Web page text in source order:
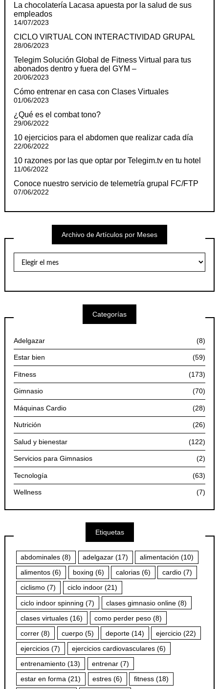
La chocolatería Lacasa apuesta por la salud de sus
empleados
14/07/2023
CICLO VIRTUAL CON INTERACTIVIDAD GRUPAL
28/06/2023
Telegim Solución Global de Fitness Virtual para tus
abonados dentro y fuera del GYM –
20/06/2023
Cómo entrenar en casa con Clases Virtuales
01/06/2023
¿Qué es el combat tono?
29/06/2022
10 ejercicios para el abdomen que realizar cada día
22/06/2022
10 razones por las que optar por Telegim.tv en tu hotel
11/06/2022
Conoce nuestro servicio de telemetría grupal FC/FTP
07/06/2022
Archivo de Artículos por Meses
Artículos
Categorías
Adelgazar (8)
Estar bien (59)
Fitness (173)
Gimnasio (70)
Máquinas Cardio (28)
Nutrición (26)
Salud y bienestar (122)
Servicios para Gimnasios (2)
Tecnología (63)
Wellness (7)
Etiquetas
abdominales (8) adelgazar (17) alimentación (10)
alimentos (6) boxing (6) calorias (6) cardio (7)
ciclismo (7) ciclo indoor (21)
ciclo indoor spinning (7) clases gimnasio online (8)
clases virtuales (16) como perder peso (8)
correr (8) cuerpo (5) deporte (14) ejercicio (22)
ejercicios (7) ejercicios cardiovasculares (6)
entrenamiento (13) entrenar (7)
estar en forma (21) estres (6) fitness (18)